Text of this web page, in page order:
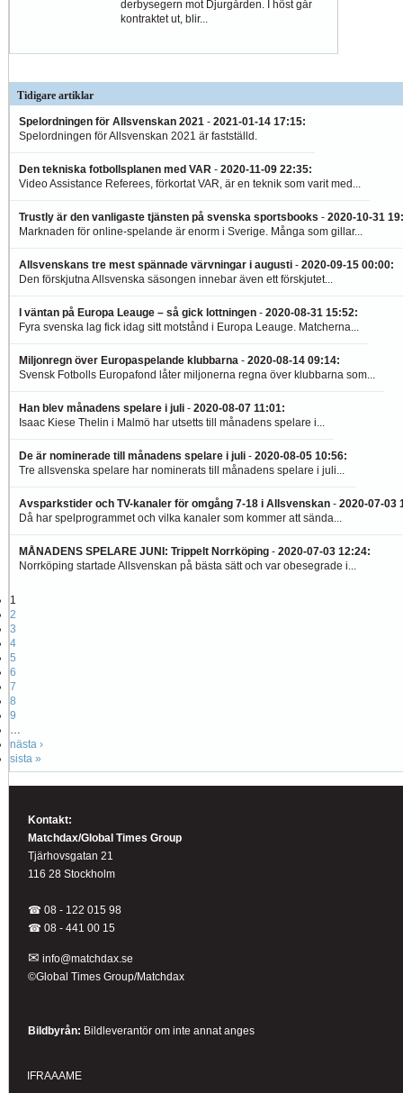
derbysegern mot Djurgården. I höst går
kontraktet ut, blir...
Tidigare artiklar
Spelordningen för Allsvenskan 2021 - 2021-01-14 17:15:
Spelordningen för Allsvenskan 2021 är fastställd.
Den tekniska fotbollsplanen med VAR - 2020-11-09 22:35:
Video Assistance Referees, förkortat VAR, är en teknik som varit med...
Trustly är den vanligaste tjänsten på svenska sportsbooks - 2020-10-31
Marknaden för online-spelande är enorm i Sverige. Många som gillar...
Allsvenskans tre mest spännade värvningar i augusti - 2020-09-15 00:00:
Den förskjutna Allsvenska säsongen innebar även ett förskjutet...
I väntan på Europa Leauge – så gick lottningen - 2020-08-31 15:52:
Fyra svenska lag fick idag sitt motstånd i Europa Leauge. Matcherna...
Miljonregn över Europaspelande klubbarna - 2020-08-14 09:14:
Svensk Fotbolls Europafond låter miljonerna regna över klubbarna som...
Han blev månadens spelare i juli - 2020-08-07 11:01:
Isaac Kiese Thelin i Malmö har utsetts till månadens spelare i...
De är nominerade till månadens spelare i juli - 2020-08-05 10:56:
Tre allsvenska spelare har nominerats till månadens spelare i juli...
Avsparkstider och TV-kanaler för omgång 7-18 i Allsvenskan - 2020-07-03
Då har spelprogrammet och vilka kanaler som kommer att sända...
MÅNADENS SPELARE JUNI: Trippelt Norrköping - 2020-07-03 12:24:
Norrköping startade Allsvenskan på bästa sätt och var obesegrade i...
1
2
3
4
5
6
7
8
9
…
nästa ›
sista »
Kontakt:
Matchdax/Global Times Group
Tjärhovsgatan 21
116 28 Stockholm
☎ 08 - 122 015 98
☎ 08 - 441 00 15
✉ info@matchdax.se
©Global Times Group/Matchdax
Bildbyrån: Bildleverantör om inte annat anges
IFRAAAME